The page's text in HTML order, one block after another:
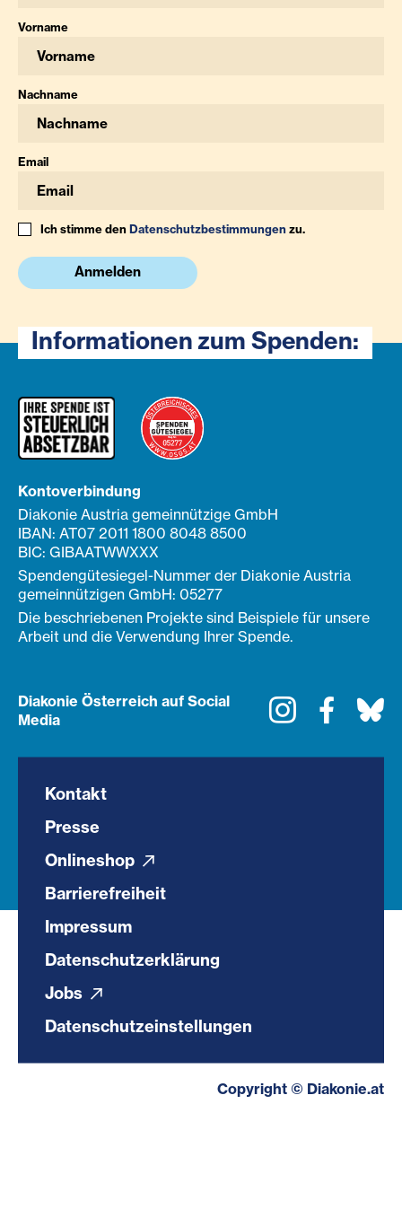
Vorname
Nachname
Email
Ich stimme denDatenschutzbestimmungenzu.
Anmelden
Informationen zum Spenden:
Kontoverbindung
Diakonie Austria gemeinnützige GmbH
IBAN: AT07 2011 1800 8048 8500
BIC: GIBAATWWXXX
Spendengütesiegel-Nummer der Diakonie Austria
gemeinnützigen GmbH: 05277
Die beschriebenen Projekte sind Beispiele für unsere
Arbeit und die Verwendung Ihrer Spende.
Diakonie Österreich auf Social
Media
Instagram
Kontakt
Presse
Onlineshop
Barrierefreiheit
Impressum
Datenschutzerklärung
Jobs
Datenschutzeinstellungen
Copyright © Diakonie.at